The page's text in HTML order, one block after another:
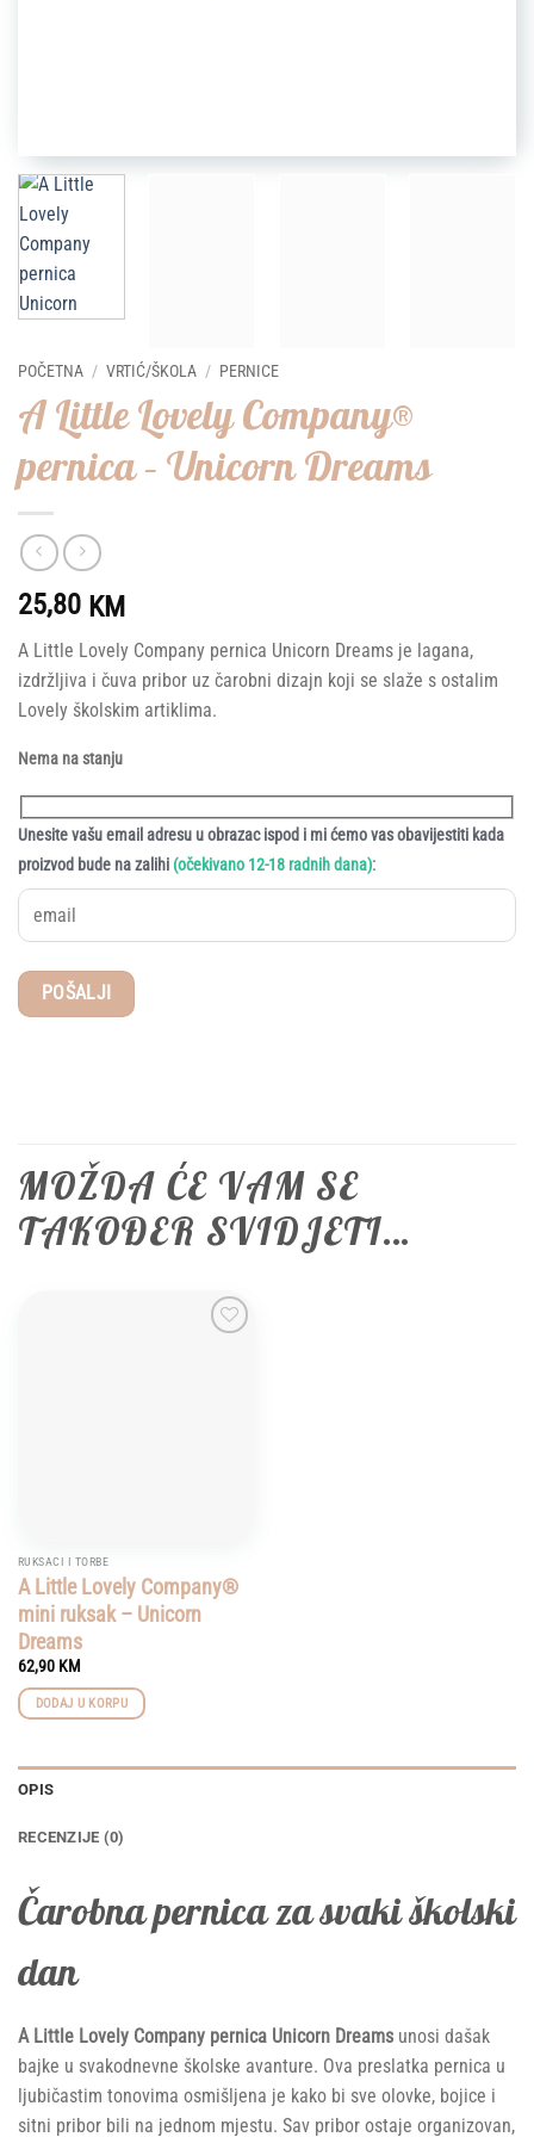
POČETNA / VRTIĆ/ŠKOLA / PERNICE
A Little Lovely Company®
pernica – Unicorn Dreams
25,80 KM
A Little Lovely Company pernica Unicorn Dreams je lagana,
izdržljiva i čuva pribor uz čarobni dizajn koji se slaže s ostalim
Lovely školskim artiklima.
Nema na stanju
Unesite vašu email adresu u obrazac ispod i mi ćemo vas obavijestiti kada
proizvod bude na zalihi (očekivano 12-18 radnih dana):
MOŽDA ĆE VAM SE
TAKOĐER SVIDJETI…
RUKSACI I TORBE
A Little Lovely Company®
mini ruksak – Unicorn
Dreams
62,90 KM
DODAJ U KORPU
OPIS
RECENZIJE (0)
Čarobna pernica za svaki školski
dan
A Little Lovely Company pernica Unicorn Dreams unosi dašak
bajke u svakodnevne školske avanture. Ova preslatka pernica u
ljubičastim tonovima osmišljena je kako bi sve olovke, bojice i
sitni pribor bili na jednom mjestu. Sav pribor ostaje organizovan,